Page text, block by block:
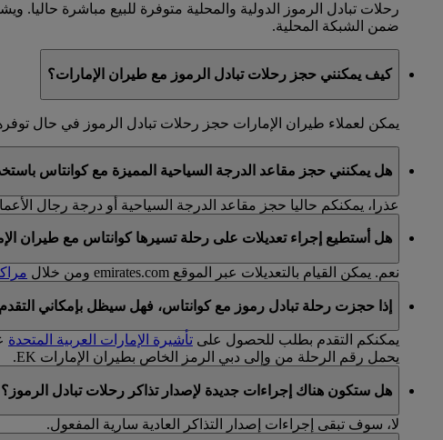
رحلات تبادل الرموز الدولية والمحلية متوفرة للبيع مباشرة حاليا.
ضمن الشبكة المحلية.
كيف يمكنني حجز رحلات تبادل الرموز مع طيران الإمارات؟
يمكن لعملاء طيران الإمارات حجز رحلات تبادل الرموز في حال
هل يمكنني حجز مقاعد الدرجة السياحية المميزة مع كوانتاس
عذرا، يمكنكم حاليا حجز مقاعد الدرجة السياحية أو درجة رجال
هل أستطيع إجراء تعديلات على رحلة تسيرها كوانتاس مع طيران
نعم. يمكن القيام بالتعديلات عبر الموقع emirates.com ومن خلال
إذا حجزت رحلة تبادل رموز مع كوانتاس، فهل سيظل بإمكاني
يمكنكم التقدم بطلب للحصول على تأشيرة الإمارات العربية المتحدة
يحمل رقم الرحلة من وإلى دبي الرمز الخاص بطيران الإمارات EK.
هل ستكون هناك إجراءات جديدة لإصدار تذاكر رحلات تبادل الرموز؟
لا، سوف تبقى إجراءات إصدار التذاكر العادية سارية المفعول.